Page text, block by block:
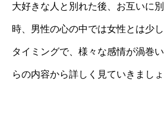
大好きな人と別れた後、お互いに
時、男性の心の中では女性とは少
タイミングで、様々な感情が渦巻
らの内容から詳しく見ていきましょ